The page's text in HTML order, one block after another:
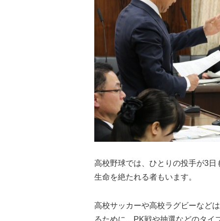
高校野球では、ひとりの投手が3
生命を絶たれる者もいます。
高校サッカーや高校ラグビーなど
るために、PK戦や抽選などのタイ